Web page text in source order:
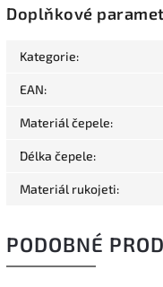
Doplňkové
Kategorie:
EAN:
Materiál čepele:
Délka čepele:
Materiál rukojeti:
PODOBNÉ